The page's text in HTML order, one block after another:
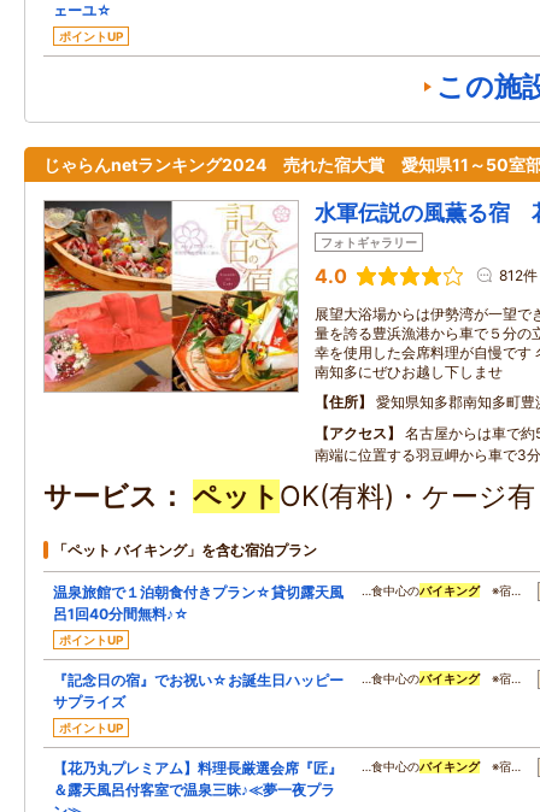
ェーユ☆
ポイントUP
この施
じゃらんnetランキング2024 売れた宿大賞 愛知県11～50室
水軍伝説の風薫る宿
フォトギャラリー
4.0 812件
展望大浴場からは伊勢湾が一望で
量を誇る豊浜漁港から車で５分の
幸を使用した会席料理が自慢です
南知多にぜひお越し下しませ
住所
愛知県知多郡南知多町
アクセス
名古屋からは車で
南端に位置する羽豆岬から車で3
サービス ペット OK(有料)・ケージ
「ペット バイキング」を含む宿泊プラン
温泉旅館で１泊朝食付きプラン☆貸切露天風
呂1回40分間無料♪☆
ポイントUP
…食中心のバイキング※宿…
『記念日の宿』でお祝い☆お誕生日ハッピー
サプライズ
ポイントUP
…食中心のバイキング※宿…
【花乃丸プレミアム】料理長厳選会席『匠』
＆露天風呂付客室で温泉三昧♪≪夢一夜プラ
…食中心のバイキング※宿…